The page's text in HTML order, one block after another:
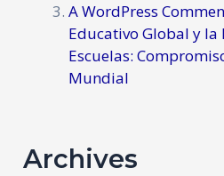
A WordPress
Educativo Global y la
Escuelas:
Mundial
Archives